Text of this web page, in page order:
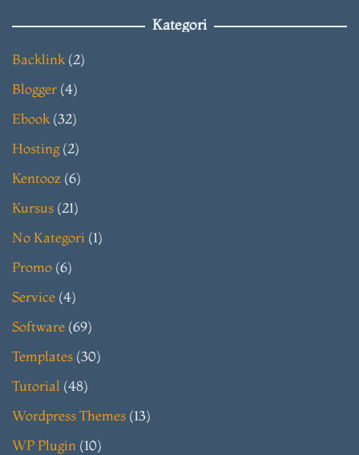
Kategori
Backlink (2)
Blogger (4)
Ebook (32)
Hosting(2)
Kentooz (6)
Kursus (21)
No Kategori (1)
Promo (6)
Service (4)
Software (69)
Templates (30)
Tutorial (48)
Wordpress Themes (13)
WP Plugin (10)